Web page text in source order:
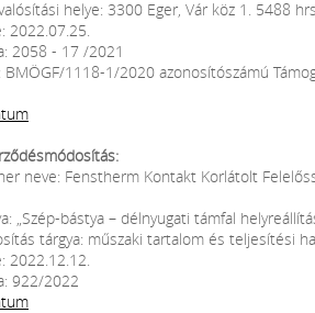
helye: 3300 Eger, Vár köz 1. 5488
2022.07.25.
2058 - 17 /2021
BMÖGF/1118-1/2020 azonosítószámú
neve: Fenstherm Kontakt Korlátolt
„Szép-bástya – délnyugati támfal
tárgya: műszaki tartalom és teljesítési
2022.12.12.
922/2022